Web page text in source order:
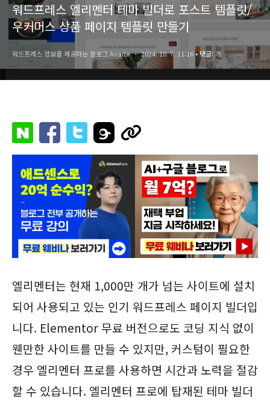
워드프레스 엘리멘터 테마 빌더로 포스트 템플릿/
우커머스 상품 페이지 템플릿 만들기
워드프레스 정보를 제공하는 블로그 Avada 2024. 10. 7. 11:16 • 댓글: 개
엘리멘터는 현재 1,000만 개가 넘는 사이트에 설치
되어 사용되고 있는 인기 워드프레스 페이지 빌더입
니다. Elementor 무료 버전으로도 코딩 지식 없이
웬만한 사이트를 만들 수 있지만, 커스텀이 필요한
경우 엘리멘터 프로를 사용하면 시간과 노력을 절감
할 수 있습니다. 엘리멘터 프로에 탑재된 테마 빌더